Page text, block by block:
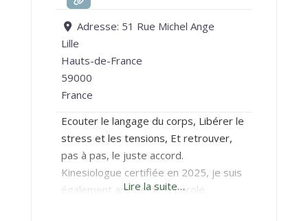
Adresse: 51 Rue Michel Ange
Lille
Hauts-de-France
59000
France
Ecouter le langage du corps, Libérer le
stress et les tensions, Et retrouver,
pas à pas, le juste accord.
Kinesiologue certifiée en 2025, je suis
également artiste de la parole,
Lire la suite…